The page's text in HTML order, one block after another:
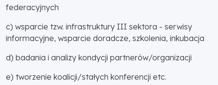
federacyjnych
c) wsparcie tzw. infrastruktury III sektora - serwisy
informacyjne, wsparcie doradcze, szkolenia, inkubacja
d) badania i analizy kondycji partnerów/organizacji
e) tworzenie koalicji/stałych konferencji etc.